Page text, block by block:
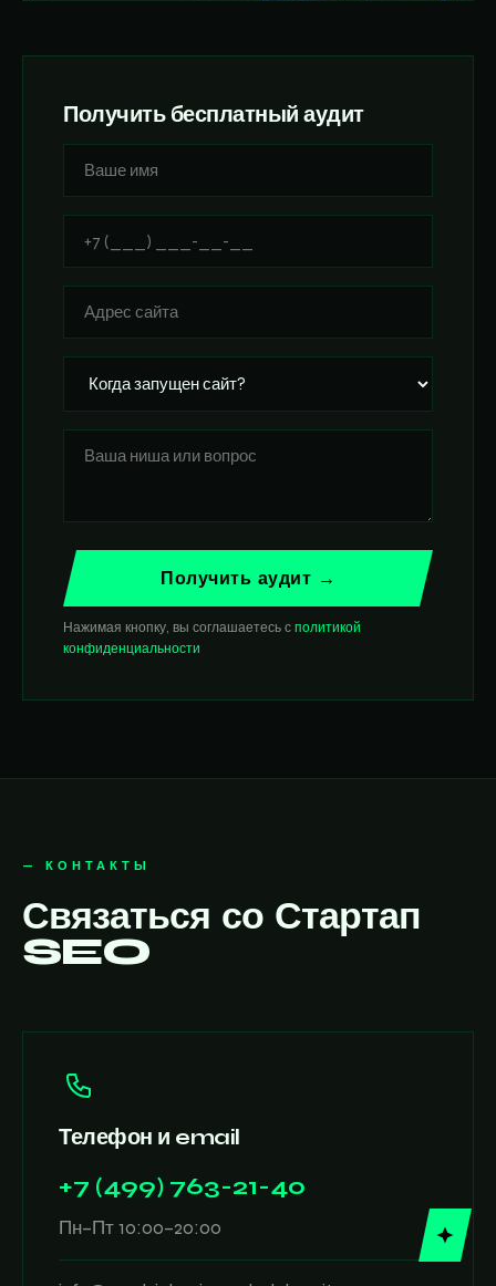
Получить бесплатный аудит
Получить аудит →
Нажимая кнопку, вы соглашаетесь с политикой
конфиденциальности
— КОНТАКТЫ
Связаться со Стартап
SEO
Телефон и email
+7 (499) 763-21-40
Пн–Пт 10:00–20:00